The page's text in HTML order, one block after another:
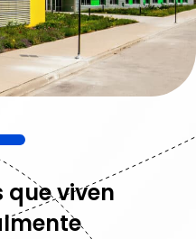
que viven